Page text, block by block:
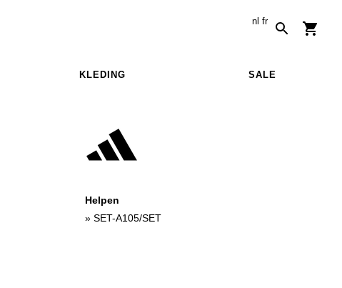
nl fr
KLEDING SALE
Helpen
» SET-A105/SET